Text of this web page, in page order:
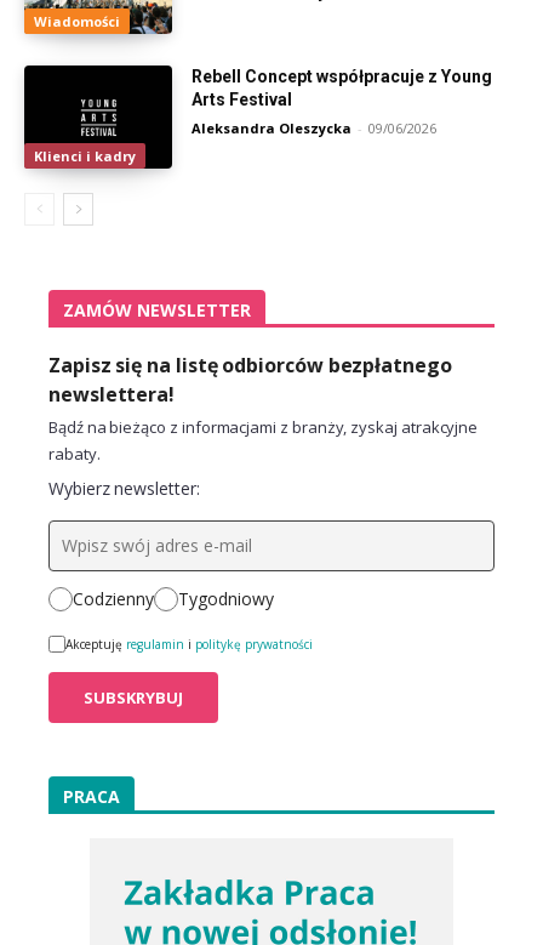
Wiadomości
Klienci i kadry
Rebell Concept współpracuje z Young
Arts Festival
Aleksandra Oleszycka - 09/06/2026
ZAMÓW NEWSLETTER
Zapisz się na listę odbiorców bezpłatnego
newslettera!
Bądź na bieżąco z informacjami z branży, zyskaj atrakcyjne
rabaty.
Wybierz newsletter:
Codzienny Tygodniowy
Akceptuję regulamin i politykę prywatności
PRACA